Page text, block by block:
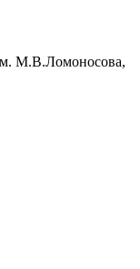
М.В.Ломоносова,